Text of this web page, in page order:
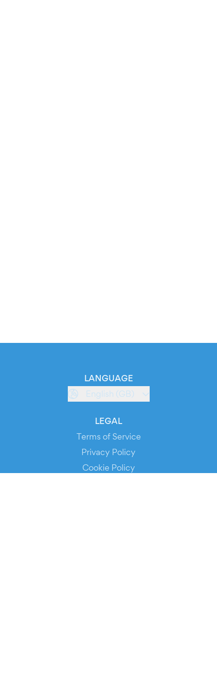
LANGUAGE
English (GB)
LEGAL
Terms of Service
Privacy Policy
Cookie Policy